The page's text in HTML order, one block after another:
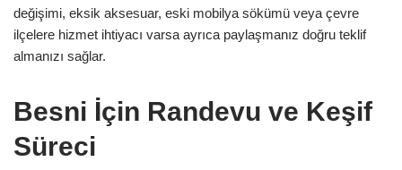
değişimi, eksik aksesuar, eski mobilya sökümü veya çevre
ilçelere hizmet ihtiyacı varsa ayrıca paylaşmanız doğru teklif
almanızı sağlar.
Besni İçin Randevu ve Keşif
Süreci